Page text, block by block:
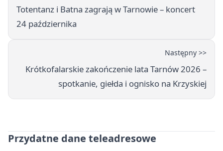
Totentanz i Batna zagrają w Tarnowie – koncert
24 października
Następny >>
Krótkofalarskie zakończenie lata Tarnów 2026 –
spotkanie, giełda i ognisko na Krzyskiej
Przydatne dane teleadresowe